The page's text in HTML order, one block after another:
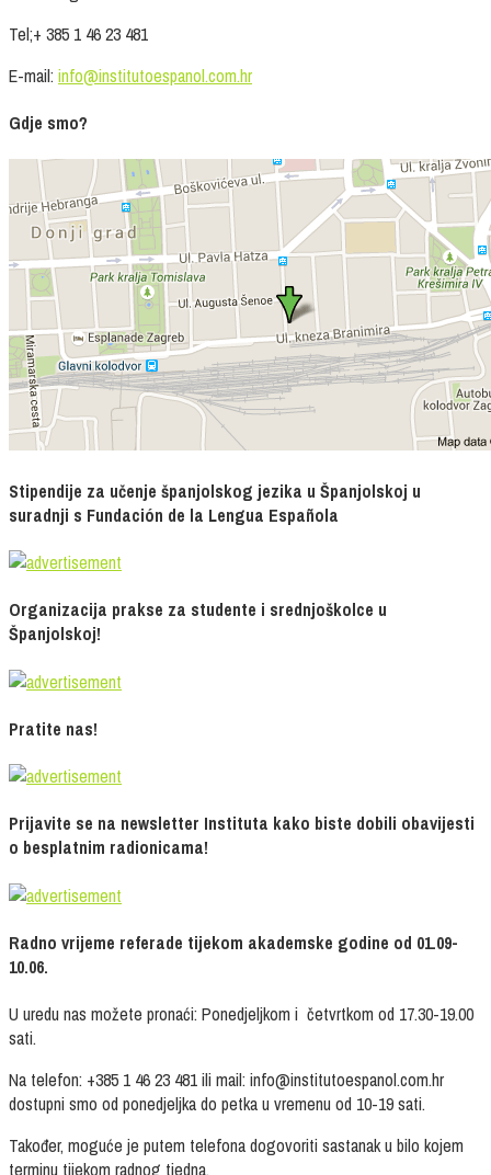
Tel;+ 385 1 46 23 481
E-mail: info@institutoespanol.com.hr
Gdje smo?
Stipendije za učenje španjolskog jezika u Španjolskoj u
suradnji s Fundación de la Lengua Española
Organizacija prakse za studente i srednjoškolce u
Španjolskoj!
Pratite nas!
Prijavite se na newsletter Instituta kako biste dobili obavijesti
o besplatnim radionicama!
Radno vrijeme referade tijekom akademske godine od 01.09-
10.06.
U uredu nas možete pronaći: Ponedjeljkom i četvrtkom od 17.30-19.00
sati.
Na telefon: +385 1 46 23 481 ili mail: info@institutoespanol.com.hr
dostupni smo od ponedjeljka do petka u vremenu od 10-19 sati.
Također, moguće je putem telefona dogovoriti sastanak u bilo kojem
terminu tijekom radnog tjedna.